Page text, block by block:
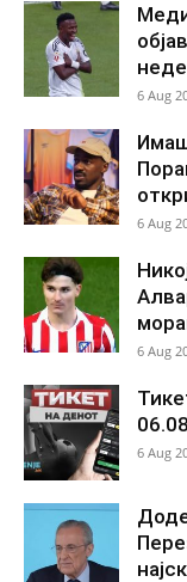
6 Aug
6 Aug
6 Aug
6 Aug